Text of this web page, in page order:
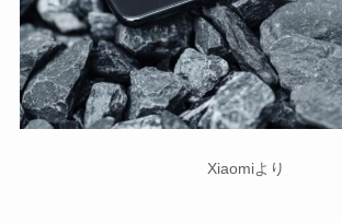
Xiaomiより